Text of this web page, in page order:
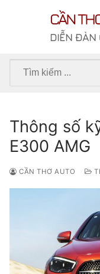
CẦN
DIỄN ĐÀN
Tìm
Thông số
E300 AMG
CẦN THƠ AUTO